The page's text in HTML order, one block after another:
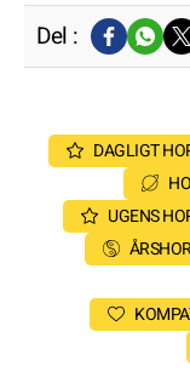
Del :
DAGLIGT
UGENS